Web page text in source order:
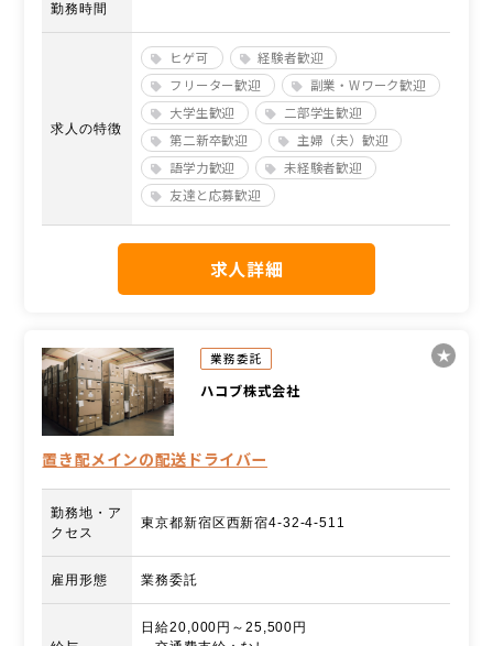
勤務時間
求人の特徴
ヒゲ可
経験者歓迎
フリーター歓迎
副業・Wワーク歓迎
大学生歓迎
二部学生歓迎
第二新卒歓迎
主婦（夫）歓迎
語学力歓迎
未経験者歓迎
友達と応募歓迎
求人詳細
業務委託
ハコブ株式会社
置き配メインの配送ドライバー
勤務地・ア
クセス
東京都新宿区西新宿4-32-4-511
雇用形態 業務委託
日給20,000円～25,500円